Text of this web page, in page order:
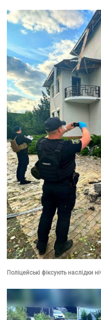
Поліцейські фіксують наслідки